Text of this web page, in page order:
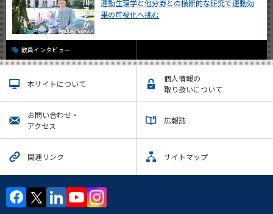
運動生理学と他分野との横断的な研究で運動効
果の可視化へ挑む
教員インタビュー
本サイトについて
個人情報の
取り扱いについて
お問い合わせ・
アクセス
広報誌
関連リンク サイトマップ